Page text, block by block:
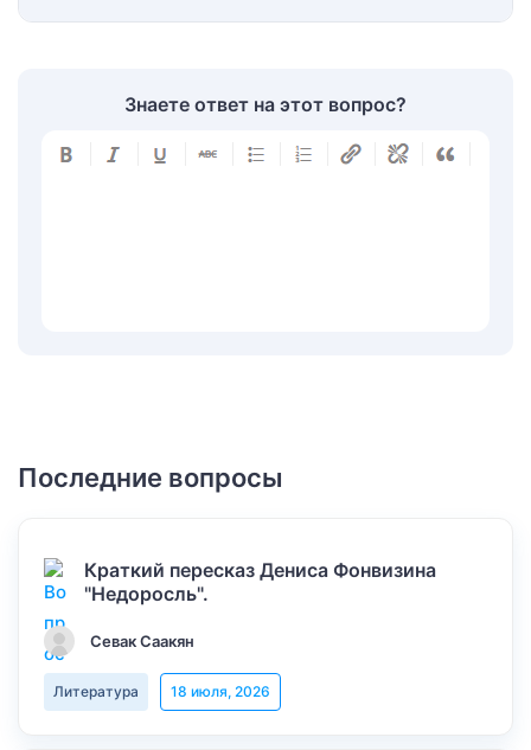
Знаете ответ на этот вопрос?
Последние вопросы
Краткий пересказ Дениса Фонвизина
"Недоросль".
Севак Саакян
Литература 18 июля, 2026